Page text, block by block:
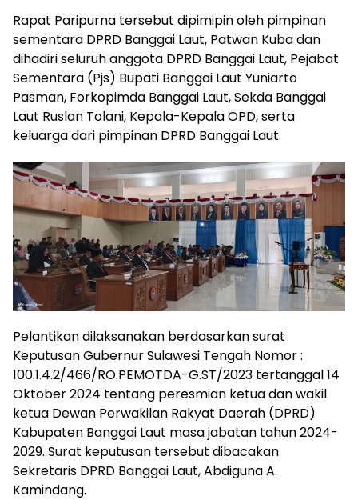
Rapat Paripurna tersebut dipimipin oleh pimpinan
sementara DPRD Banggai Laut, Patwan Kuba dan
dihadiri seluruh anggota DPRD Banggai Laut, Pejabat
Sementara (Pjs) Bupati Banggai Laut Yuniarto
Pasman, Forkopimda Banggai Laut, Sekda Banggai
Laut Ruslan Tolani, Kepala-Kepala OPD, serta
keluarga dari pimpinan DPRD Banggai Laut.
Pelantikan dilaksanakan berdasarkan surat
Keputusan Gubernur Sulawesi Tengah Nomor :
100.1.4.2/466/RO.PEMOTDA-G.ST/2023 tertanggal 14
Oktober 2024 tentang peresmian ketua dan wakil
ketua Dewan Perwakilan Rakyat Daerah (DPRD)
Kabupaten Banggai Laut masa jabatan tahun 2024-
2029. Surat keputusan tersebut dibacakan
Sekretaris DPRD Banggai Laut, Abdiguna A.
Kamindang.